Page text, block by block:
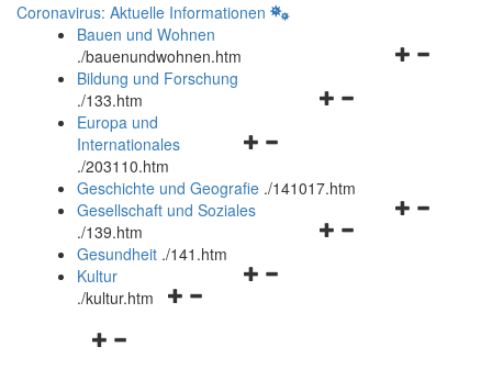
Coronavirus: Aktuelle Informationen
Bauen und Wohnen
./bauenundwohnen.htm
Navigationsmenü
Bildung und Forschung
./133.htm
Navigationsmenü
und
schließen
Europa und
Internationales
./203110.htm
Geschichte und Geografie ./141017.htm
Navigationsmenü
Gesellschaft und Soziales
./139.htm
Navigationsmenü
Gesundheit ./141.htm
Navigationsmenü
Kultur
./kultur.htm
Navigationsmenü